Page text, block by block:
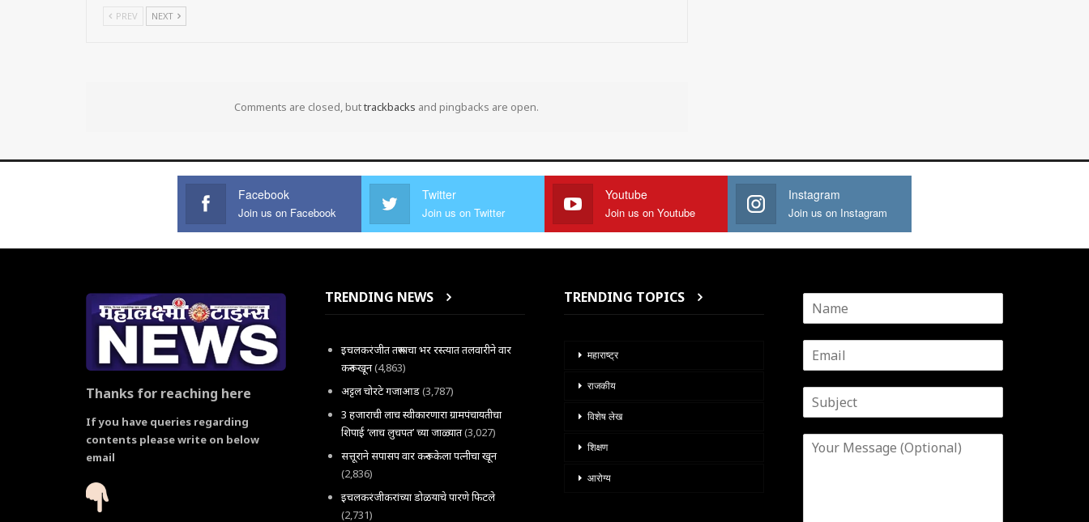
PREV NEXT
Comments are closed, buttrackbacks and pingbacks are open.
Facebook
Join us on Facebook
Twitter
Join us on Twitter
Youtube
Join us on Youtube
Instagram
Join us on Instagram
Thanks for reaching here
If you have queries regarding
contents please write on below
email
TRENDING NEWS
इचलकरंजीत तरूणाचा भर रस्त्यात तलवारीने वार
करून खून(4,863)
अट्टल चोरटे गजाआड(3,787)
3 हजाराची लाच स्वीकारणारा ग्रामपंचायतीचा
शिपाई ‘लाच लुचपत’ च्या जाळ्यात(3,027)
सत्तूराने सपासप वार करून केला पत्नीचा खून
(2,836)
इचलकरंजीकरांच्या डोळयाचे पारणे फिटले
(2,731)
TRENDING TOPICS
महाराष्ट्र
राजकीय
विशेष लेख
शिक्षण
आरोग्य